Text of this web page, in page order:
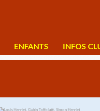
ENFANTS INFOS